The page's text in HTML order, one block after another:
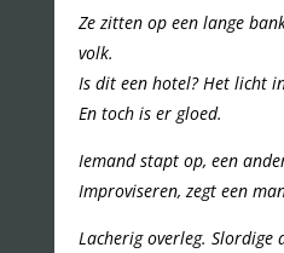
Ze zitten op een lange
volk.
Is dit een hotel? Het licht
En toch is er gloed.
Iemand stapt op, een
Improviseren, zegt een
Lacherig overleg. Slordige